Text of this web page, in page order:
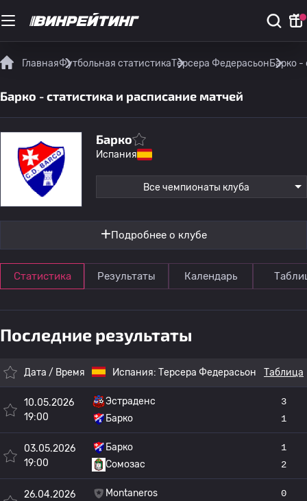
ГлавнаяФутбольная статистикаТерсера ФедерасьонБарко -
Барко - статистика и расписание матчей
Барко
Испания
Все чемпионаты клуба
Подробнее о клубе
Статистика Результаты Календарь
Последние результаты
Дата / Время Испания: Терсера Федерасьон Таблица
10.05.2026
19:00
Эстраденс
Барко
3
1
03.05.2026
19:00
Барко
Сомозас
1
2
26.04.2026
Montaneros
0